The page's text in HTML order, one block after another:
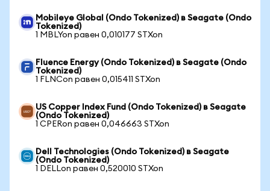
Mobileye Global (Ondo Tokenized) в Seagate (Ondo
Tokenized)
1 MBLYon равен 0,010177 STXon
Fluence Energy (Ondo Tokenized) в Seagate (Ondo
Tokenized)
1 FLNCon равен 0,015411 STXon
US Copper Index Fund (Ondo Tokenized) в Seagate
(Ondo Tokenized)
1 CPERon равен 0,046663 STXon
Dell Technologies (Ondo Tokenized) в Seagate
(Ondo Tokenized)
1 DELLon равен 0,520010 STXon